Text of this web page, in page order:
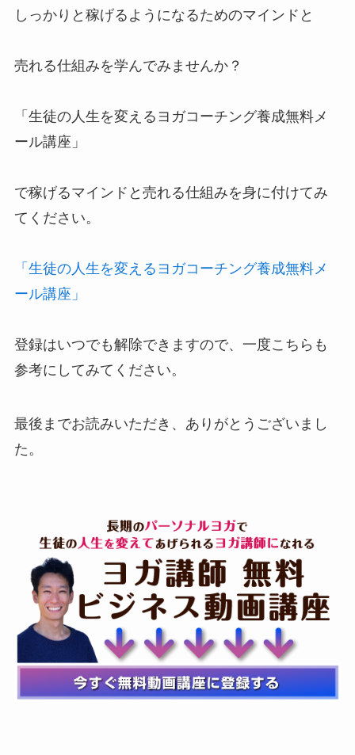
しっかりと稼げるようになるためのマインドと
売れる仕組みを学んでみませんか？
「生徒の人生を変えるヨガコーチング養成無料メ
ール講座」
で稼げるマインドと売れる仕組みを身に付けてみ
てください。
「生徒の人生を変えるヨガコーチング養成無料メ
ール講座」
登録はいつでも解除できますので、一度こちらも
参考にしてみてください。
最後までお読みいただき、ありがとうございまし
た。